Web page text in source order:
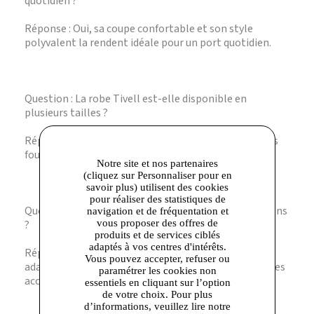
Réponse : Oui, sa coupe confortable et son style
polyvalent la rendent idéale pour un port quotidien.
Question : La robe Tivell est-elle disponible en
plusieurs tailles ?
Réponse : Les informations sur les tailles ne sont pas
fournies dans la fiche produit.
Question : Peut-on porter cette robe en toutes saisons
?
Réponse : Son tissu et sa coupe permettent un port
adapté aux saisons intermédiaires, à moduler selon les
accessoires et couches complémentaires.
Notre site et nos partenaires
(cliquez sur Personnaliser pour en
savoir plus) utilisent des cookies
pour réaliser des statistiques de
navigation et de fréquentation et
vous proposer des offres de
produits et de services ciblés
adaptés à vos centres d'intérêts.
Vous pouvez accepter, refuser ou
paramétrer les cookies non
essentiels en cliquant sur l’option
de votre choix. Pour plus
d’informations, veuillez lire notre